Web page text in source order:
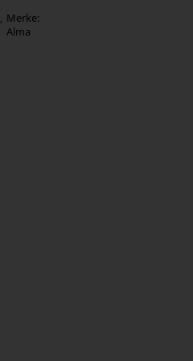
, Merke:
Alma